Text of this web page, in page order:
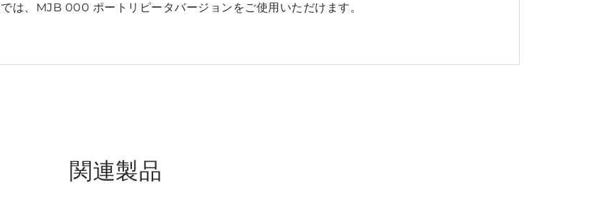
は、MJB 000 ポートリピータバージョンをご使用いただけます。
関連製品